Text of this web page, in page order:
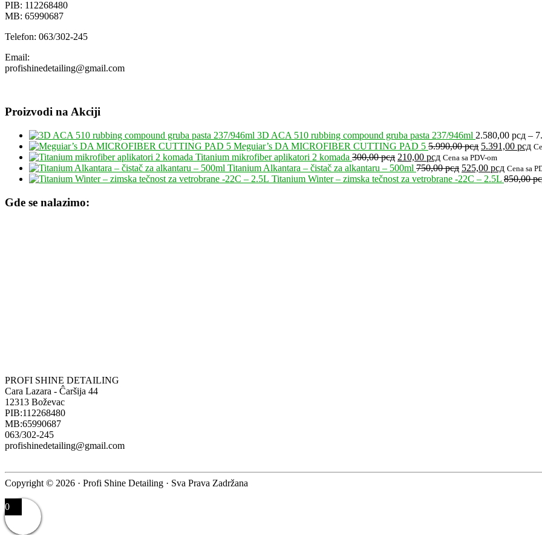
PIB: 112268480
MB: 65990687
Telefon: 063/302-245
Email:
profishinedetailing@gmail.com
Proizvodi na Akciji
3D ACA 510 rubbing compound gruba pasta 237/946ml 2.580,00 рсд –
Meguiar’s DA MICROFIBER CUTTING PAD 5 5.990,00рсд Originalna
cena
je
bila:
5.391,00 рсд
je:
Titanium mikrofiber aplikatori 2 komada 300,00рсд Originalna
cena
je
210,00 рсдTrenutna
cena
je:
Cena sa PDV-om
Titanium Alkantara – čistač za alkantaru – 500ml 750,00рсд Originalna
cena
525,00 рсдTrenutna
cena
Cena sa
Titanium Winter – zimska tečnost za vetrobrane -22C – 2.5L 850,00
Gde se nalazimo:
PROFI SHINE DETAILING
Cara Lazara - Ĉaršija 44
12313 Boževac
PIB:112268480
MB:65990687
063/302-245
profishinedetailing@gmail.com
Copyright © 2026 · Profi Shine Detailing · Sva Prava Zadržana
0